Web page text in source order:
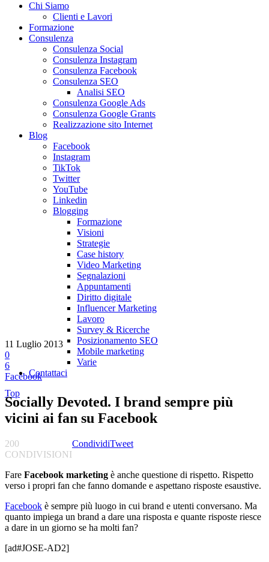
Chi Siamo
Clienti e Lavori
Formazione
Consulenza
Consulenza Social
Consulenza Instagram
Consulenza Facebook
Consulenza SEO
Analisi SEO
Consulenza Google Ads
Consulenza Google Grants
Realizzazione sito Internet
Blog
Facebook
Instagram
TikTok
Twitter
YouTube
Linkedin
Blogging
Formazione
Visioni
Strategie
Case history
Video Marketing
Segnalazioni
Appuntamenti
Diritto digitale
Influencer Marketing
Lavoro
Survey & Ricerche
Posizionamento SEO
Mobile marketing
Varie
Contattaci
Top
11 Luglio 2013
0
6
Facebook
Socially Devoted. I brand sempre più
vicini ai fan su Facebook
200
CONDIVISIONI
CondividiTweet
Fare Facebook marketing è anche questione di rispetto. Rispetto
verso i propri fan che fanno domande e aspettano risposte esaustive.
Facebook è sempre più luogo in cui brand e utenti conversano. Ma
quanto impiega un brand a dare una risposta e quante risposte riesce
a dare in un giorno se ha molti fan?
[ad#JOSE-AD2]